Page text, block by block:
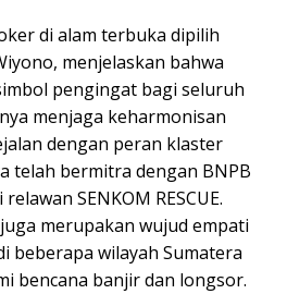
di alam terbuka dipilih
menjelaskan bahwa
pengingat bagi seluruh
menjaga keharmonisan
dengan peran klaster
telah bermitra dengan BNPB
SENKOM RESCUE.
merupakan wujud empati
beberapa wilayah Sumatera
bencana banjir dan longsor.